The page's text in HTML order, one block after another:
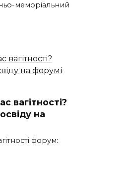
меморіальний
вагітності?
на
форум: